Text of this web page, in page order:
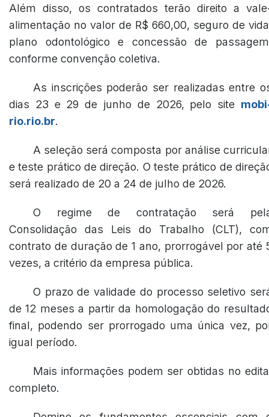
Além disso, os contratados terão direito a
alimentação no valor de R$ 660,00, seguro de
plano odontológico e concessão de
conforme convenção coletiva.
As inscrições poderão ser realizadas entre
dias 23 e 29 de junho de 2026, pelo site
rio.rio.br.
A seleção será composta por análise
e teste prático de direção. O teste prático de
será realizado de 20 a 24 de julho de 2026.
O regime de contratação será
Consolidação das Leis do Trabalho (CLT),
contrato de duração de 1 ano, prorrogável por até
vezes, a critério da empresa pública.
O prazo de validade do processo seletivo
de 12 meses a partir da homologação do
final, podendo ser prorrogado uma única vez,
igual período.
Mais informações podem ser obtidas no
completo.